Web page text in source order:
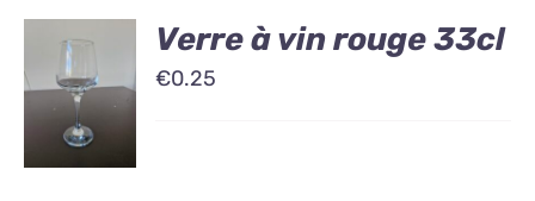
Verre à vin rouge 33cl
€0.25